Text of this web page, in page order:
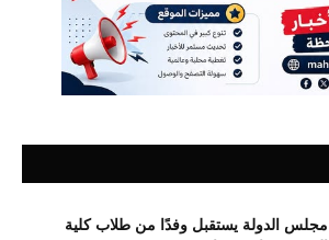
مجلس الدولة يستقبل وفدًا من طلاب كلية